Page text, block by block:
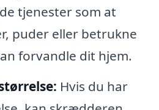
tjenester som at
puder eller betrukne
forvandle dit hjem.
Hvis du har